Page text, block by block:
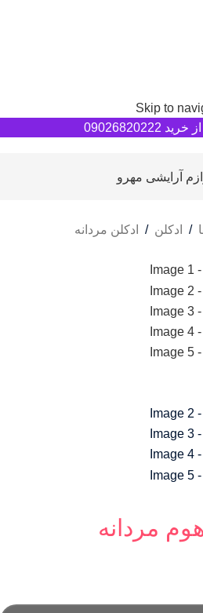
Skip to
/ ادکلن / ادکلن مردانه
مردانه